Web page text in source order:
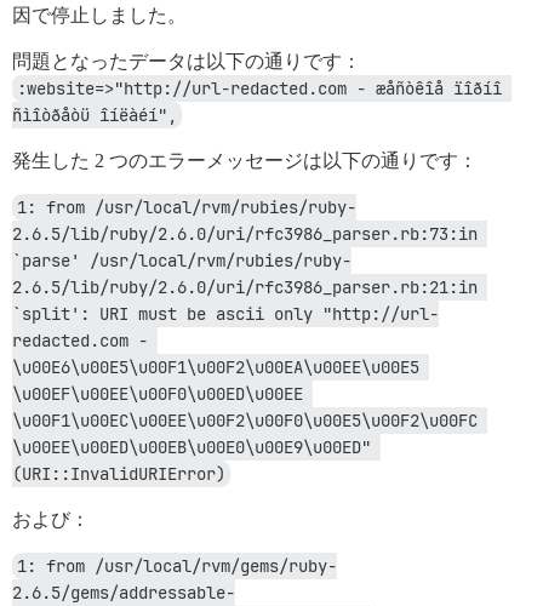
因で停止しました。
問題となったデータは以下の通りです：
:website=>"http://url-redacted.com - æåñòêîå ïîðíî
ñìîòðåòü îíëàéí",
発生した 2 つのエラーメッセージは以下の通りです：
1: from /usr/local/rvm/rubies/ruby-
2.6.5/lib/ruby/2.6.0/uri/rfc3986_parser.rb:73:in
`parse' /usr/local/rvm/rubies/ruby-
2.6.5/lib/ruby/2.6.0/uri/rfc3986_parser.rb:21:in
`split': URI must be ascii only "http://url-
redacted.com -
\u00E6\u00E5\u00F1\u00F2\u00EA\u00EE\u00E5
\u00EF\u00EE\u00F0\u00ED\u00EE
\u00F1\u00EC\u00EE\u00F2\u00F0\u00E5\u00F2\u00FC
\u00EE\u00ED\u00EB\u00E0\u00E9\u00ED"
(URI::InvalidURIError)
および：
1: from /usr/local/rvm/gems/ruby-
2.6.5/gems/addressable-